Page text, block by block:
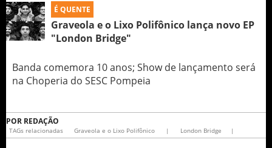
É QUENTE
Graveola e o Lixo Polifônico lança novo EP
"London Bridge"
Banda comemora 10 anos; Show de lançamento será
na Choperia do SESC Pompeia
POR REDAÇÃO
TAGs relacionadas Graveola e o Lixo Polifônico | London Bridge |